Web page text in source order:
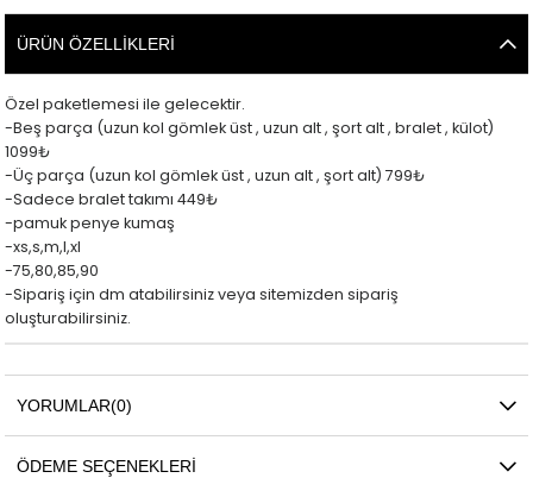
ÜRÜN ÖZELLIKLERI
Özel paketlemesi ile gelecektir.
-Beş parça (uzun kol gömlek üst , uzun alt , şort alt , bralet , külot)
1099₺
-Üç parça (uzun kol gömlek üst , uzun alt , şort alt) 799₺
-Sadece bralet takımı 449₺
-pamuk penye kumaş
-xs,s,m,l,xl
-75,80,85,90
-Sipariş için dm atabilirsiniz veya sitemizden sipariş
oluşturabilirsiniz.
YORUMLAR(0)
ÖDEME SEÇENEKLERI